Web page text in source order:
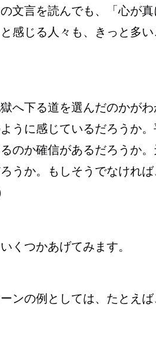
文言を読んでも、「心が
感じる人々も、きっと多
へ下る道を選んだのかが
うに感じているだろうか
のか確信があるだろうか。
うか。もしそうでなけれ
くつかあげてみます。
ンの例としては、たとえば